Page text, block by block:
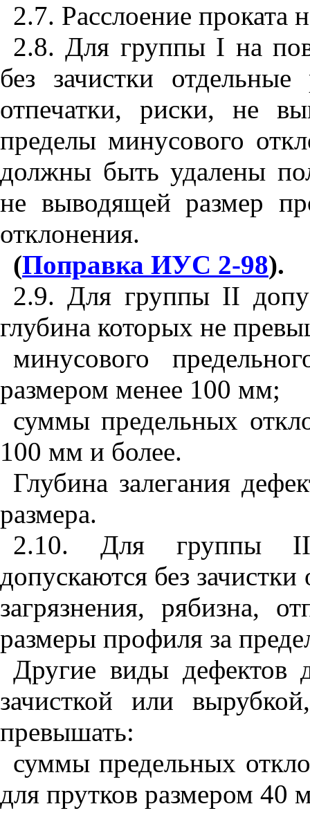
2.7. Расслоение проката
2.8. Для группы I на
без зачистки
отпечатки, риски, не
пределы минусового
должны быть удалены
не выводящей размер
отклонения.
(Поправка ИУС 2-98).
2.9. Для группы II
глубина которых не
минусового
размером менее 100 мм;
суммы предельных
100 мм и более.
Глубина залегания
размера.
2.10. Для группы III
допускаются без
загрязнения, рябизна,
размеры профиля за
Другие виды дефектов
зачисткой или
превышать:
суммы предельных
для прутков размером 40